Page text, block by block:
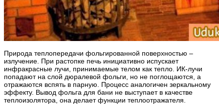
Природа теплопередачи фольгированной поверхностью –
излучение. При растопке печь инициативно испускает
инфракрасные лучи, принимаемые телом как тепло. ИК-лучи
попадают на слой дюралевой фольги, но не поглощаются, а
отражаются вспять в парную. Процесс аналогичен зеркальному
эффекту. Вывод фольга для бани не выступает в качестве
теплоизолятора, она делает функции теплоотражателя.